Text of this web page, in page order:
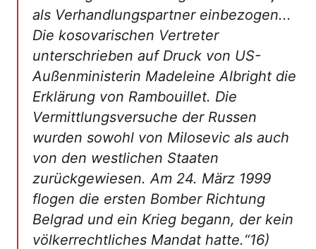
als Verhandlungspartner einbezogen...
Die kosovarischen Vertreter
unterschrieben auf Druck von US-
Außenministerin Madeleine Albright die
Erklärung von Rambouillet. Die
Vermittlungsversuche der Russen
wurden sowohl von Milosevic als auch
von den westlichen Staaten
zurückgewiesen. Am 24. März 1999
flogen die ersten Bomber Richtung
Belgrad und ein Krieg begann, der kein
völkerrechtliches Mandat hatte.“16)